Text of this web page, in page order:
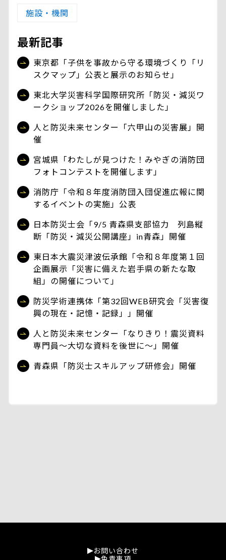
施設・機関
最新記事
東京都「子供を事故から守る環境づくり「リ
スクマップ」公表と展示のお知らせ」
東北大学災害科学国際研究所「防災・減災ワ
ークショップ2026を開催しました」
人と防災未来センター「六甲山の災害展」開
催
宮城県「わたしが見つけた！みやぎの消防団
フォトコンテストを開催します」
消防庁「令和８年度消防団入団促進広報に関
するイベントの実施」公表
日本防災士会「9/5 青森県支部協力 列島縦
断「防災・減災公開講座」in青森」開催
東日本大震災津波伝承館「令和８年度第１回
企画展示「災害に備えた岩手県の新たな取
組」の開催について」
防災学術連携体「第32回WEB研究会「災害復
興の現在・記憶・記録」」開催
人と防災未来センター「なりきり！震災資料
専門員～大切な資料を後世に～」開催
青森県「防災士スキルアップ研修会」開催
お問い合わせ